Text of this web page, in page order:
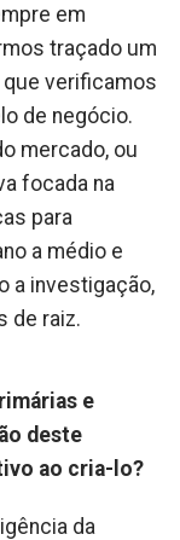
em
traçado um
que verificamos
de negócio.
mercado, ou
focada na
para
a médio e
a investigação,
de raiz.
e
deste
ao cria-lo?
da